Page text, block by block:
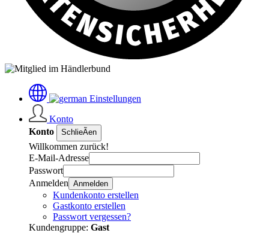
Einstellungen
Konto
Konto
SchlieÃen
Willkommen zurück!
E-Mail-Adresse
Passwort
Anmelden Anmelden
Kundenkonto erstellen
Gastkonto erstellen
Passwort vergessen?
Kundengruppe: Gast